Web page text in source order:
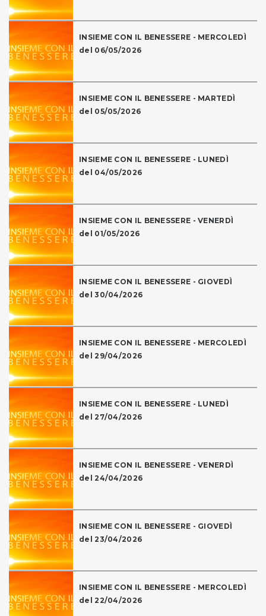
INSIEME CON IL BENESSERE - MERCOLEDÌ
del 06/05/2026
INSIEME CON IL BENESSERE - MARTEDÌ
del 05/05/2026
INSIEME CON IL BENESSERE - LUNEDÌ
del 04/05/2026
INSIEME CON IL BENESSERE - VENERDÌ
del 01/05/2026
INSIEME CON IL BENESSERE - GIOVEDÌ
del 30/04/2026
INSIEME CON IL BENESSERE - MERCOLEDÌ
del 29/04/2026
INSIEME CON IL BENESSERE - LUNEDÌ
del 27/04/2026
INSIEME CON IL BENESSERE - VENERDÌ
del 24/04/2026
INSIEME CON IL BENESSERE - GIOVEDÌ
del 23/04/2026
INSIEME CON IL BENESSERE - MERCOLEDÌ
del 22/04/2026